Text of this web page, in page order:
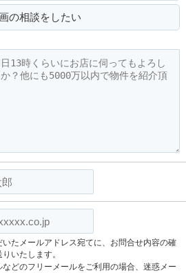
の相談をしたい
たメールアドレス宛てに、お問合せ内容の確
いたします。
どのフリーメールをご利用の場合、迷惑メー